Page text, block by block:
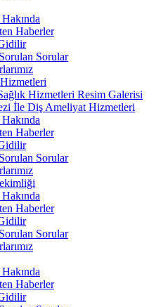
Haberler
Sorular
Hizmetleri Resim Galerisi
İle Diş Ameliyat Hizmetleri
Haberler
Sorular
Haberler
Sorular
Haberler